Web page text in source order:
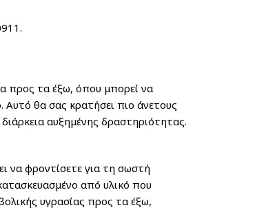
προς τα έξω, όπου μπορεί να
Αυτό θα σας κρατήσει πιο άνετους
αυξημένης δραστηριότητας.
να φροντίσετε για τη σωστή
από υλικό που
υγρασίας προς τα έξω,